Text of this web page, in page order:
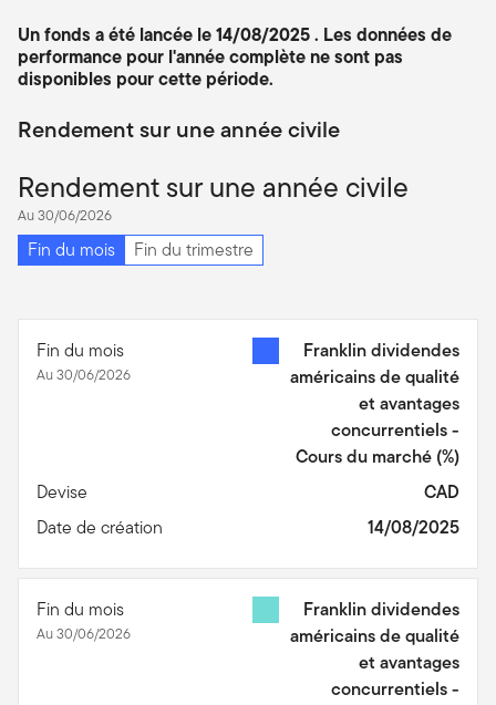
Un fonds a été lancée le 14/08/2025 . Les données de
performance pour l'année complète ne sont pas
disponibles pour cette période.
Rendement sur une année civile
Rendement sur une année civile
Au 30/06/2026
Fin du mois Fin du trimestre
Fin du mois
Au 30/06/2026
Franklin dividendes
américains de qualité
et avantages
concurrentiels -
Cours du marché (%)
Devise
CAD
Date de création
14/08/2025
Fin du mois
Au 30/06/2026
Franklin dividendes
américains de qualité
et avantages
concurrentiels -